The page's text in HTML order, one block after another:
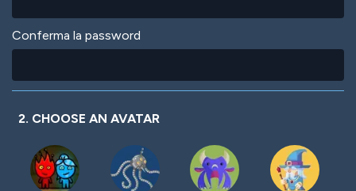
Conferma la password
2. CHOOSE AN AVATAR